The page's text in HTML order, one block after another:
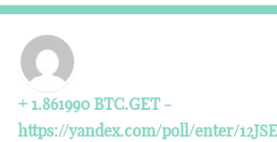
+ 1.861990 BTC.GET -
https://yandex.com/poll/enter/